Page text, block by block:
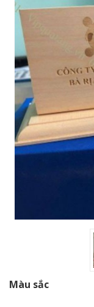
Màu sắc